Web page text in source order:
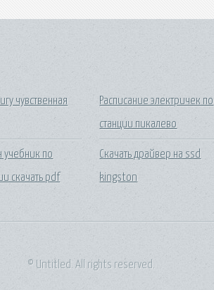
чувственная
учебник по
скачать pdf
Расписание электричек по
станции пикалево
Скачать драйвер на ssd
kingston
© Untitled. All rights reserved.